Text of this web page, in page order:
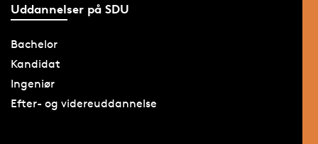
Uddannelser på SDU
Bachelor
Kandidat
Ingeniør
Efter- og videreuddannelse